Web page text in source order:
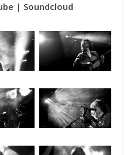
| Soundcloud